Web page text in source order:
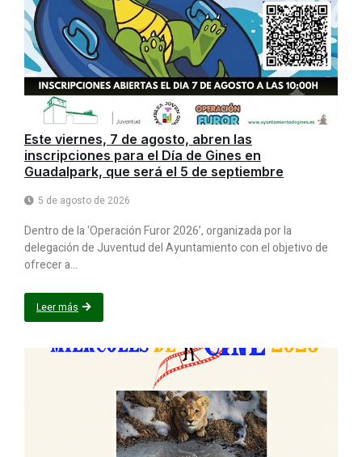
Este viernes, 7 de agosto, abren las
inscripciones para el Día de Gines en
Guadalpark, que será el 5 de septiembre
5 de agosto de 2026
Dentro de la ‘Operación Furor 2026’, organizada por la
delegación de Juventud del Ayuntamiento con el objetivo de
ofrecer a...
Leer más